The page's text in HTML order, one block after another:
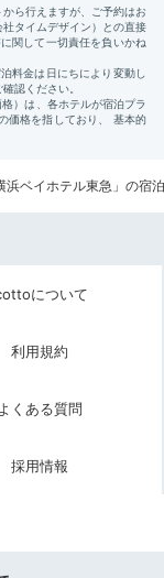
を楽しんだ1泊
出に残る旅を
らい、桜木町、馬車道 / ハンバ
浜ベイホテル東急」の宿
について
利用規約
よくある質問
採用情報